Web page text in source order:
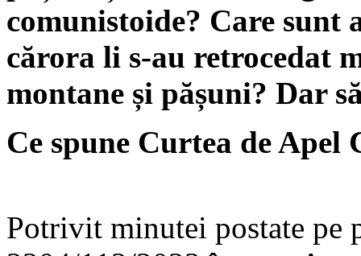
comunistoide? Care sunt
cărora li s-au retrocedat
montane și pășuni? Dar
Ce spune Curtea de Apel
Potrivit minutei postate pe